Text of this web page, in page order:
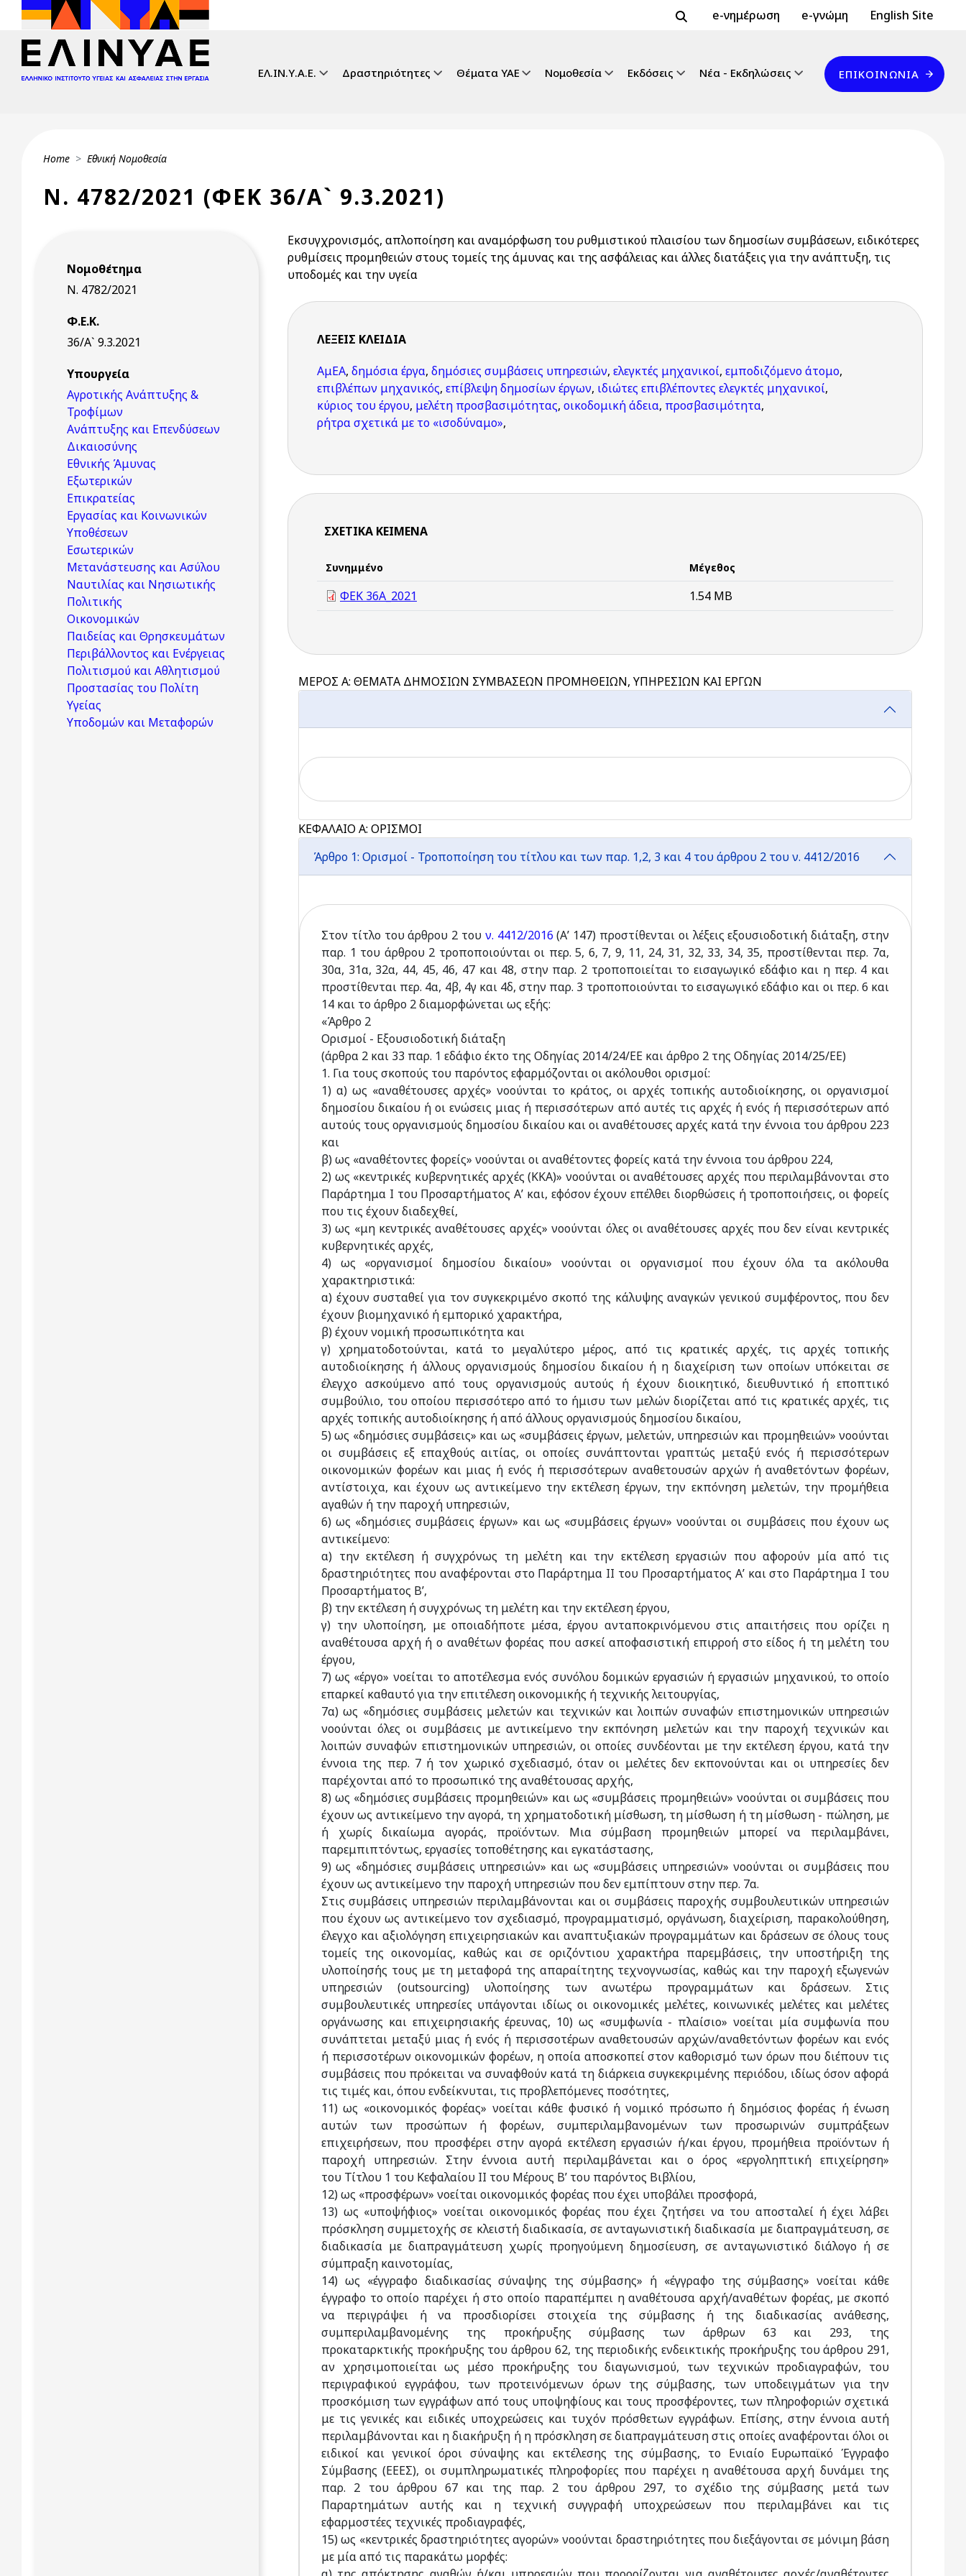
Skip to main content Header Top 2
e-νημέρωση e-γνώμη Header Top
English Site
ΕΛ.ΙΝ.Υ.Α.Ε. Δραστηριότητες Θέματα ΥΑΕ Νομοθεσία Εκδόσεις Νέα - Εκδηλώσεις
Επικοινωνία
ΕΠΙΚΟΙΝΩΝΊΑ
Breadcrumb
Home Εθνική Νομοθεσία
Ν. 4782/2021 (ΦΕΚ 36/Α` 9.3.2021)
Νομοθέτημα
Ν. 4782/2021
Φ.Ε.Κ.
36/Α` 9.3.2021
Υπουργεία
Αγροτικής Ανάπτυξης &
Τροφίμων
Ανάπτυξης και Επενδύσεων
Δικαιοσύνης
Εθνικής Άμυνας
Εξωτερικών
Επικρατείας
Εργασίας και Κοινωνικών
Υποθέσεων
Εσωτερικών
Μετανάστευσης και Ασύλου
Ναυτιλίας και Νησιωτικής
Πολιτικής
Οικονομικών
Παιδείας και Θρησκευμάτων
Περιβάλλοντος και Ενέργειας
Πολιτισμού και Αθλητισμού
Προστασίας του Πολίτη
Υγείας
Υποδομών και Μεταφορών
Εκσυγχρονισμός, απλοποίηση και αναμόρφωση του ρυθμιστικού πλαισίου των δημοσίων συμβάσεων, ειδικότερες
ρυθμίσεις προμηθειών στους τομείς της άμυνας και της ασφάλειας και άλλες διατάξεις για την ανάπτυξη, τις
υποδομές και την υγεία
ΛΈΞΕΙΣ KΛΕΙΔΙΆ
ΑμΕΑ, δημόσια έργα, δημόσιες συμβάσεις υπηρεσιών, ελεγκτές μηχανικοί, εμποδιζόμενο άτομο,
επιβλέπων μηχανικός, επίβλεψη δημοσίων έργων, ιδιώτες επιβλέποντες ελεγκτές μηχανικοί,
κύριος του έργου, μελέτη προσβασιμότητας, οικοδομική άδεια, προσβασιμότητα,
ρήτρα σχετικά με το «ισοδύναμο»,
ΣΧΕΤΙΚΆ ΚΕΊΜΕΝΑ
Συνημμένο Μέγεθος
ΦΕΚ 36Α_2021 1.54 MB
ΜΕΡΟΣ Α: ΘΕΜΑΤΑ ΔΗΜΟΣΙΩΝ ΣΥΜΒΑΣΕΩΝ ΠΡΟΜΗΘΕΙΩΝ, ΥΠΗΡΕΣΙΩΝ ΚΑΙ ΕΡΓΩΝ
ΚΕΦΑΛΑΙΟ Α: ΟΡΙΣΜΟΙ
Άρθρο 1: Ορισμοί - Τροποποίηση του τίτλου και των παρ. 1,2, 3 και 4 του άρθρου 2 του ν. 4412/2016
Στον τίτλο του άρθρου 2 του ν. 4412/2016 (Α’ 147) προστίθενται οι λέξεις εξουσιοδοτική διάταξη, στην
παρ. 1 του άρθρου 2 τροποποιούνται οι περ. 5, 6, 7, 9, 11, 24, 31, 32, 33, 34, 35, προστίθενται περ. 7α,
30α, 31α, 32α, 44, 45, 46, 47 και 48, στην παρ. 2 τροποποιείται το εισαγωγικό εδάφιο και η περ. 4 και
προστίθενται περ. 4α, 4β, 4γ και 4δ, στην παρ. 3 τροποποιούνται το εισαγωγικό εδάφιο και οι περ. 6 και
14 και το άρθρο 2 διαμορφώνεται ως εξής:
«Άρθρο 2
Ορισμοί - Εξουσιοδοτική διάταξη
(άρθρα 2 και 33 παρ. 1 εδάφιο έκτο της Οδηγίας 2014/24/ΕΕ και άρθρο 2 της Οδηγίας 2014/25/ΕΕ)
1. Για τους σκοπούς του παρόντος εφαρμόζονται οι ακόλουθοι ορισμοί:
1) α) ως «αναθέτουσες αρχές» νοούνται το κράτος, οι αρχές τοπικής αυτοδιοίκησης, οι οργανισμοί
δημοσίου δικαίου ή οι ενώσεις μιας ή περισσότερων από αυτές τις αρχές ή ενός ή περισσότερων από
αυτούς τους οργανισμούς δημοσίου δικαίου και οι αναθέτουσες αρχές κατά την έννοια του άρθρου 223
και
β) ως «αναθέτοντες φορείς» νοούνται οι αναθέτοντες φορείς κατά την έννοια του άρθρου 224,
2) ως «κεντρικές κυβερνητικές αρχές (ΚΚΑ)» νοούνται οι αναθέτουσες αρχές που περιλαμβάνονται στο
Παράρτημα I του Προσαρτήματος Α’ και, εφόσον έχουν επέλθει διορθώσεις ή τροποποιήσεις, οι φορείς
που τις έχουν διαδεχθεί,
3) ως «μη κεντρικές αναθέτουσες αρχές» νοούνται όλες οι αναθέτουσες αρχές που δεν είναι κεντρικές
κυβερνητικές αρχές,
4) ως «οργανισμοί δημοσίου δικαίου» νοούνται οι οργανισμοί που έχουν όλα τα ακόλουθα
χαρακτηριστικά:
α) έχουν συσταθεί για τον συγκεκριμένο σκοπό της κάλυψης αναγκών γενικού συμφέροντος, που δεν
έχουν βιομηχανικό ή εμπορικό χαρακτήρα,
β) έχουν νομική προσωπικότητα και
γ) χρηματοδοτούνται, κατά το μεγαλύτερο μέρος, από τις κρατικές αρχές, τις αρχές τοπικής
αυτοδιοίκησης ή άλλους οργανισμούς δημοσίου δικαίου ή η διαχείριση των οποίων υπόκειται σε
έλεγχο ασκούμενο από τους οργανισμούς αυτούς ή έχουν διοικητικό, διευθυντικό ή εποπτικό
συμβούλιο, του οποίου περισσότερο από το ήμισυ των μελών διορίζεται από τις κρατικές αρχές, τις
αρχές τοπικής αυτοδιοίκησης ή από άλλους οργανισμούς δημοσίου δικαίου,
5) ως «δημόσιες συμβάσεις» και ως «συμβάσεις έργων, μελετών, υπηρεσιών και προμηθειών» νοούνται
οι συμβάσεις εξ επαχθούς αιτίας, οι οποίες συνάπτονται γραπτώς μεταξύ ενός ή περισσότερων
οικονομικών φορέων και μιας ή ενός ή περισσότερων αναθετουσών αρχών ή αναθετόντων φορέων,
αντίστοιχα, και έχουν ως αντικείμενο την εκτέλεση έργων, την εκπόνηση μελετών, την προμήθεια
αγαθών ή την παροχή υπηρεσιών,
6) ως «δημόσιες συμβάσεις έργων» και ως «συμβάσεις έργων» νοούνται οι συμβάσεις που έχουν ως
αντικείμενο:
α) την εκτέλεση ή συγχρόνως τη μελέτη και την εκτέλεση εργασιών που αφορούν μία από τις
δραστηριότητες που αναφέρονται στο Παράρτημα II του Προσαρτήματος Α’ και στο Παράρτημα Ι του
Προσαρτήματος Β’,
β) την εκτέλεση ή συγχρόνως τη μελέτη και την εκτέλεση έργου,
γ) την υλοποίηση, με οποιαδήποτε μέσα, έργου ανταποκρινόμενου στις απαιτήσεις που ορίζει η
αναθέτουσα αρχή ή ο αναθέτων φορέας που ασκεί αποφασιστική επιρροή στο είδος ή τη μελέτη του
έργου,
7) ως «έργο» νοείται το αποτέλεσμα ενός συνόλου δομικών εργασιών ή εργασιών μηχανικού, το οποίο
επαρκεί καθαυτό για την επιτέλεση οικονομικής ή τεχνικής λειτουργίας,
7α) ως «δημόσιες συμβάσεις μελετών και τεχνικών και λοιπών συναφών επιστημονικών υπηρεσιών
νοούνται όλες οι συμβάσεις με αντικείμενο την εκπόνηση μελετών και την παροχή τεχνικών και
λοιπών συναφών επιστημονικών υπηρεσιών, οι οποίες συνδέονται με την εκτέλεση έργου, κατά την
έννοια της περ. 7 ή τον χωρικό σχεδιασμό, όταν οι μελέτες δεν εκπονούνται και οι υπηρεσίες δεν
παρέχονται από το προσωπικό της αναθέτουσας αρχής,
8) ως «δημόσιες συμβάσεις προμηθειών» και ως «συμβάσεις προμηθειών» νοούνται οι συμβάσεις που
έχουν ως αντικείμενο την αγορά, τη χρηματοδοτική μίσθωση, τη μίσθωση ή τη μίσθωση - πώληση, με
ή χωρίς δικαίωμα αγοράς, προϊόντων. Μια σύμβαση προμηθειών μπορεί να περιλαμβάνει,
παρεμπιπτόντως, εργασίες τοποθέτησης και εγκατάστασης,
9) ως «δημόσιες συμβάσεις υπηρεσιών» και ως «συμβάσεις υπηρεσιών» νοούνται οι συμβάσεις που
έχουν ως αντικείμενο την παροχή υπηρεσιών που δεν εμπίπτουν στην περ. 7α.
Στις συμβάσεις υπηρεσιών περιλαμβάνονται και οι συμβάσεις παροχής συμβουλευτικών υπηρεσιών
που έχουν ως αντικείμενο τον σχεδιασμό, προγραμματισμό, οργάνωση, διαχείριση, παρακολούθηση,
έλεγχο και αξιολόγηση επιχειρησιακών και αναπτυξιακών προγραμμάτων και δράσεων σε όλους τους
τομείς της οικονομίας, καθώς και σε οριζόντιου χαρακτήρα παρεμβάσεις, την υποστήριξη της
υλοποίησής τους με τη μεταφορά της απαραίτητης τεχνογνωσίας, καθώς και την παροχή εξωγενών
υπηρεσιών (outsourcing) υλοποίησης των ανωτέρω προγραμμάτων και δράσεων. Στις
συμβουλευτικές υπηρεσίες υπάγονται ιδίως οι οικονομικές μελέτες, κοινωνικές μελέτες και μελέτες
οργάνωσης και επιχειρησιακής έρευνας, 10) ως «συμφωνία - πλαίσιο» νοείται μία συμφωνία που
συνάπτεται μεταξύ μιας ή ενός ή περισσοτέρων αναθετουσών αρχών/αναθετόντων φορέων και ενός
ή περισσοτέρων οικονομικών φορέων, η οποία αποσκοπεί στον καθορισμό των όρων που διέπουν τις
συμβάσεις που πρόκειται να συναφθούν κατά τη διάρκεια συγκεκριμένης περιόδου, ιδίως όσον αφορά
τις τιμές και, όπου ενδείκνυται, τις προβλεπόμενες ποσότητες,
11) ως «οικονομικός φορέας» νοείται κάθε φυσικό ή νομικό πρόσωπο ή δημόσιος φορέας ή ένωση
αυτών των προσώπων ή φορέων, συμπεριλαμβανομένων των προσωρινών συμπράξεων
επιχειρήσεων, που προσφέρει στην αγορά εκτέλεση εργασιών ή/και έργου, προμήθεια προϊόντων ή
παροχή υπηρεσιών. Στην έννοια αυτή περιλαμβάνεται και ο όρος «εργοληπτική επιχείρηση»
του Τίτλου 1 του Κεφαλαίου ΙΙ του Μέρους Β’ του παρόντος Βιβλίου,
12) ως «προσφέρων» νοείται οικονομικός φορέας που έχει υποβάλει προσφορά,
13) ως «υποψήφιος» νοείται οικονομικός φορέας που έχει ζητήσει να του αποσταλεί ή έχει λάβει
πρόσκληση συμμετοχής σε κλειστή διαδικασία, σε ανταγωνιστική διαδικασία με διαπραγμάτευση, σε
διαδικασία με διαπραγμάτευση χωρίς προηγούμενη δημοσίευση, σε ανταγωνιστικό διάλογο ή σε
σύμπραξη καινοτομίας,
14) ως «έγγραφο διαδικασίας σύναψης της σύμβασης» ή «έγγραφο της σύμβασης» νοείται κάθε
έγγραφο το οποίο παρέχει ή στο οποίο παραπέμπει η αναθέτουσα αρχή/αναθέτων φορέας, με σκοπό
να περιγράψει ή να προσδιορίσει στοιχεία της σύμβασης ή της διαδικασίας ανάθεσης,
συμπεριλαμβανομένης της προκήρυξης σύμβασης των άρθρων 63 και 293, της
προκαταρκτικής προκήρυξης του άρθρου 62, της περιοδικής ενδεικτικής προκήρυξης του άρθρου 291,
αν χρησιμοποιείται ως μέσο προκήρυξης του διαγωνισμού, των τεχνικών προδιαγραφών, του
περιγραφικού εγγράφου, των προτεινόμενων όρων της σύμβασης, των υποδειγμάτων για την
προσκόμιση των εγγράφων από τους υποψηφίους και τους προσφέροντες, των πληροφοριών σχετικά
με τις γενικές και ειδικές υποχρεώσεις και τυχόν πρόσθετων εγγράφων. Επίσης, στην έννοια αυτή
περιλαμβάνονται και η διακήρυξη ή η πρόσκληση σε διαπραγμάτευση στις οποίες αναφέρονται όλοι οι
ειδικοί και γενικοί όροι σύναψης και εκτέλεσης της σύμβασης, το Ενιαίο Ευρωπαϊκό Έγγραφο
Σύμβασης (ΕΕΕΣ), οι συμπληρωματικές πληροφορίες που παρέχει η αναθέτουσα αρχή δυνάμει της
παρ. 2 του άρθρου 67 και της παρ. 2 του άρθρου 297, το σχέδιο της σύμβασης μετά των
Παραρτημάτων αυτής και η τεχνική συγγραφή υποχρεώσεων που περιλαμβάνει και τις
εφαρμοστέες τεχνικές προδιαγραφές,
15) ως «κεντρικές δραστηριότητες αγορών» νοούνται δραστηριότητες που διεξάγονται σε μόνιμη βάση
με μία από τις παρακάτω μορφές: